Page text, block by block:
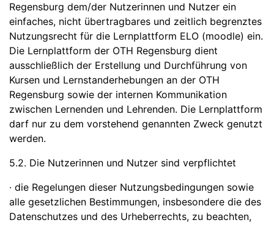
Regensburg dem/der Nutzerinnen und Nutzer ein
einfaches, nicht übertragbares und zeitlich begrenztes
Nutzungsrecht für die Lernplattform ELO (moodle) ein.
Die Lernplattform der OTH Regensburg dient
ausschließlich der Erstellung und Durchführung von
Kursen und Lernstanderhebungen an der OTH
Regensburg sowie der internen Kommunikation
zwischen Lernenden und Lehrenden. Die Lernplattform
darf nur zu dem vorstehend genannten Zweck genutzt
werden.
5.2. Die Nutzerinnen und Nutzer sind verpflichtet
· die Regelungen dieser Nutzungsbedingungen sowie
alle gesetzlichen Bestimmungen, insbesondere die des
Datenschutzes und des Urheberrechts, zu beachten,